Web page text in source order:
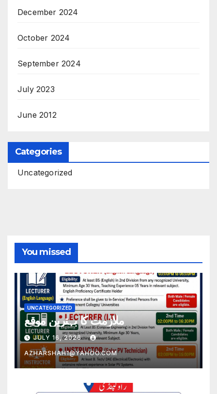
December 2024
October 2024
September 2024
July 2023
June 2012
Categories
Uncategorized
You missed
UNCATEGORIZED
ملازمت کا بہترین موقع
JULY 16, 2026
AZHARSHAH1@YAHOO.COM